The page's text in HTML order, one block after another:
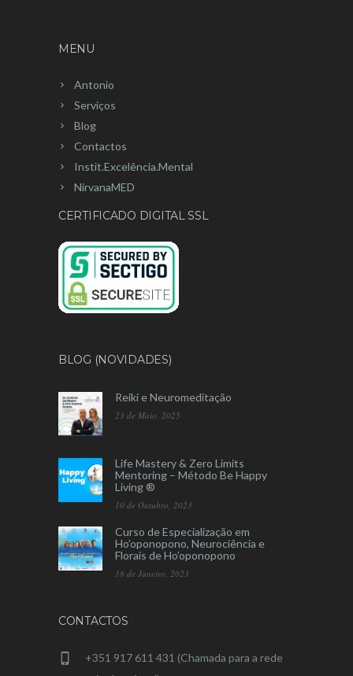
MENU
Antonio
Serviços
Blog
Contactos
Instit.Excelência.Mental
NirvanaMED
CERTIFICADO DIGITAL SSL
BLOG (NOVIDADES)
Reiki e Neuromeditação
23 de Maio, 2025
Life Mastery & Zero Limits
Mentoring – Método Be Happy
Living ®
10 de Outubro, 2023
Curso de Especialização em
Ho’oponopono, Neurociência e
Florais de Ho’oponopono
18 de Janeiro, 2023
CONTACTOS
+351 917 611 431 (Chamada para a rede